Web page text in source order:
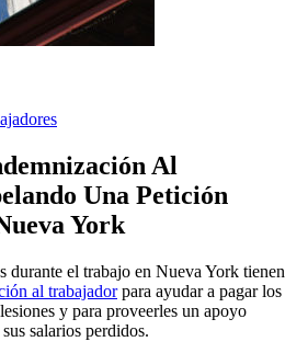
Al
Una Petición
York
durante el trabajo en Nueva York tienen
al trabajadorpara ayudar a pagar los
y para proveerles un apoyo
salarios perdidos.